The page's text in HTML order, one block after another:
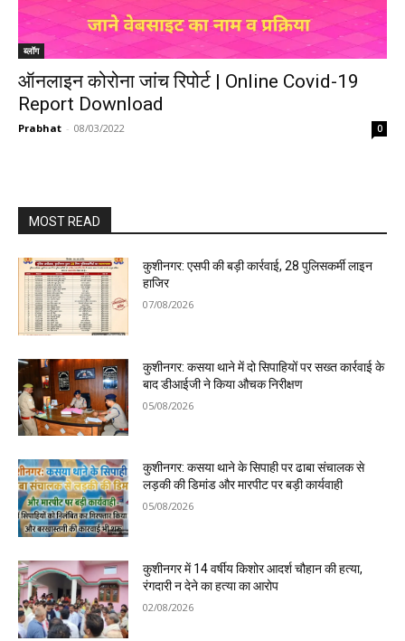
ब्लॉग
ऑनलाइन कोरोना जांच रिपोर्ट | Online Covid-19
Report Download
Prabhat - 08/03/2022 0
MOST READ
कुशीनगर: एसपी की बड़ी कार्रवाई, 28 पुलिसकर्मी लाइन
हाजिर
07/08/2026
कुशीनगर: कसया थाने में दो सिपाहियों पर सख्त कार्रवाई के
बाद डीआईजी ने किया औचक निरीक्षण
05/08/2026
कुशीनगर: कसया थाने के सिपाही पर ढाबा संचालक से
लड़की की डिमांड और मारपीट पर बड़ी कार्यवाही
05/08/2026
कुशीनगर में 14 वर्षीय किशोर आदर्श चौहान की हत्या,
रंगदारी न देने का हत्या का आरोप
02/08/2026